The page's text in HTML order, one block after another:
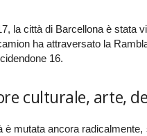
la città di Barcellona è stata
ha attraversato la
16.
culturale, arte,
è mutata ancora